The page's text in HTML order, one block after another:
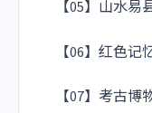
【05】山水易
【06】红色记
【07】考古博